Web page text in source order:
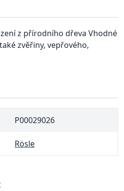
z přírodního dřeva Vhodné
zvěřiny, vepřového,
P00029026
Rösle